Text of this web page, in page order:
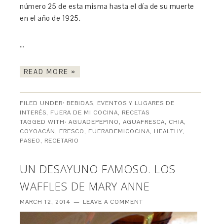
número 25 de esta misma hasta el día de su muerte
en el año de 1925.
…
READ MORE »
FILED UNDER: BEBIDAS, EVENTOS Y LUGARES DE
INTERÉS, FUERA DE MI COCINA, RECETAS
TAGGED WITH:AGUADEPEPINO,AGUAFRESCA, CHIA,
COYOACÁN, FRESCO, FUERADEMICOCINA, HEALTHY,
PASEO, RECETARIO
UN DESAYUNO FAMOSO. LOS
WAFFLES DE MARY ANNE
MARCH 12, 2014 LEAVE A COMMENT